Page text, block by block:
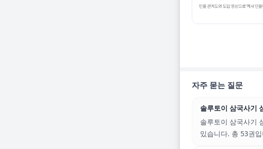
자주 묻는 질문
솔루토이 삼국사기
솔루토이 삼국사기
있습니다. 총 53권